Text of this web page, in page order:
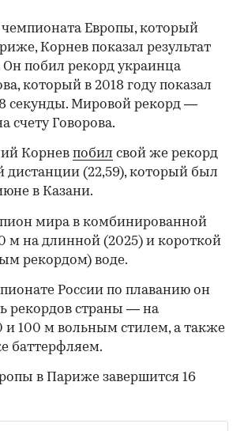
Европы, который
Корнев показал результат
Он побил рекорд украинца
который в 2018 году показал
секунды. Мировой рекорд —
счету Говорова.
Корнев побил свой же рекорд
дистанции (22,59), который был
в Казани.
/ 00:00
мира в комбинированной
м на длинной (2025) и короткой
рекордом) воде.
России по плаванию он
рекордов страны — на
и 100 м вольным стилем, а также
баттерфляем.
в Париже завершится 16